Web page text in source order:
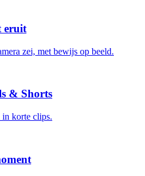
eruit
zei, met bewijs op beeld.
& Shorts
in korte clips.